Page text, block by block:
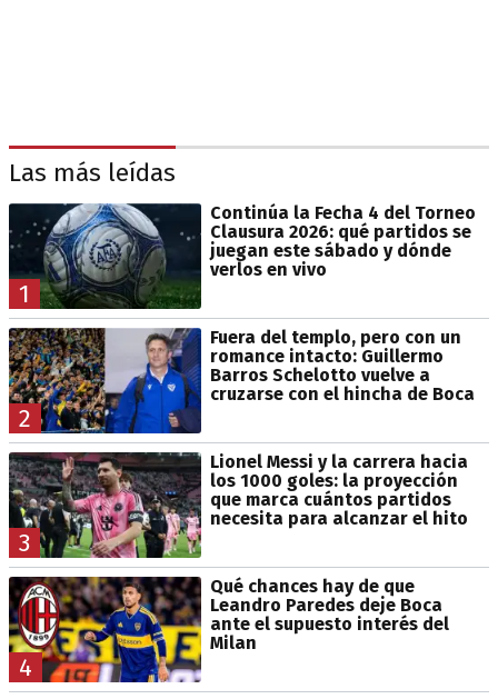
Las más leídas
1
Continúa la Fecha 4 del Torneo
Clausura 2026: qué partidos se
juegan este sábado y dónde
verlos en vivo
2
Fuera del templo, pero con un
romance intacto: Guillermo
Barros Schelotto vuelve a
cruzarse con el hincha de Boca
3
Lionel Messi y la carrera hacia
los 1000 goles: la proyección
que marca cuántos partidos
necesita para alcanzar el hito
4
Qué chances hay de que
Leandro Paredes deje Boca
ante el supuesto interés del
Milan